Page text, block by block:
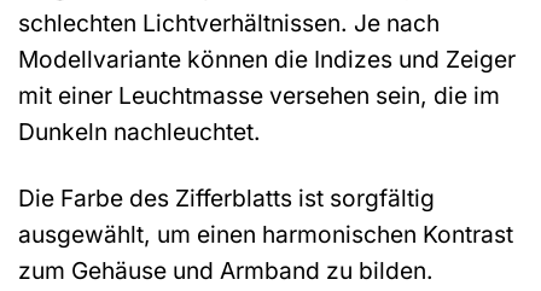
schlechten Lichtverhältnissen. Je nach
Modellvariante können die Indizes und Zeiger
mit einer Leuchtmasse versehen sein, die im
Dunkeln nachleuchtet.
Die Farbe des Zifferblatts ist sorgfältig
ausgewählt, um einen harmonischen Kontrast
zum Gehäuse und Armband zu bilden.